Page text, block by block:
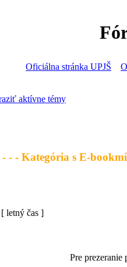
Oficiálna stránka UPJŠ
aktívne témy
- - - Kategória s E-
letný čas ]
Pre